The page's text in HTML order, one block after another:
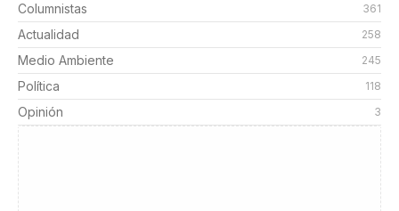
Columnistas 361
Actualidad 258
Medio Ambiente 245
Política 118
Opinión 3